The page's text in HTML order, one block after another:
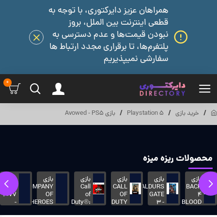
همراهان عزیز دایرکتوری، با توجه به
قطعی اینترنت بین الملل، بروز
نبودن قیمت‌ها و عدم دسترسی به
پلتفرم‌ها، تا برقراری مجدد ارتباط ها
سفارشی نمیپذیریم
0
خرید بازی Playstation 5 بازی Avowed - PS5
محصولات ریزه میزه
بازی
BACK
4
BLOOD
بازی
BALDURS
GATE
3 -
بازی
CALL
OF
DUTY
بازی
Call
of
Duty®:
بازی
COMPANY
OF
HEROES
بازی
2077
-